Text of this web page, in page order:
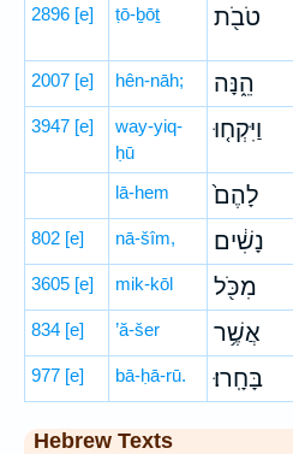
2896 [e] ṭō-ḇōṯ טֹבֹ֖ת
2007 [e] hên-nāh; הֵ֑נָּה
3947 [e]
way-yiq-
ḥū
וַיִּקְח֤וּ
lā-hem לָהֶם֙
802 [e] nā-šîm, נָשִׁ֔ים
3605 [e] mik-kōl מִכֹּ֖ל
834 [e] ’ă-šer אֲשֶׁ֥ר
977 [e] bā-ḥā-rū. בָּחָֽרוּ׃
Hebrew Texts